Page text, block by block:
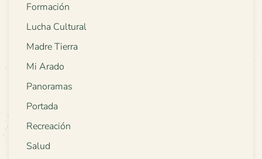
Formación
Lucha Cultural
Madre Tierra
Mi Arado
Panoramas
Portada
Recreación
Salud